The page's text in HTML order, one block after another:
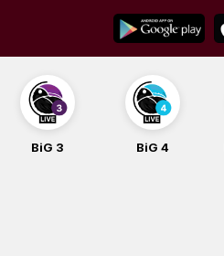
content
BiG 3 BiG 4